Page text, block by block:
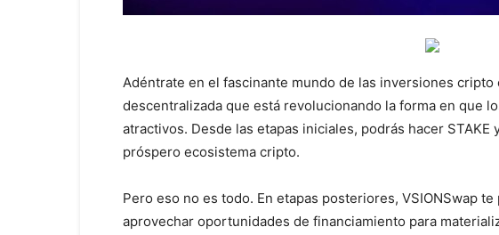
Adéntrate en el fascinante mundo de las inversiones cripto
descentralizada que está revolucionando la forma en que
atractivos. Desde las etapas iniciales, podrás hacer STAKE
próspero ecosistema cripto.
Pero eso no es todo. En etapas posteriores, VSIONSwap
aprovechar oportunidades de financiamiento para